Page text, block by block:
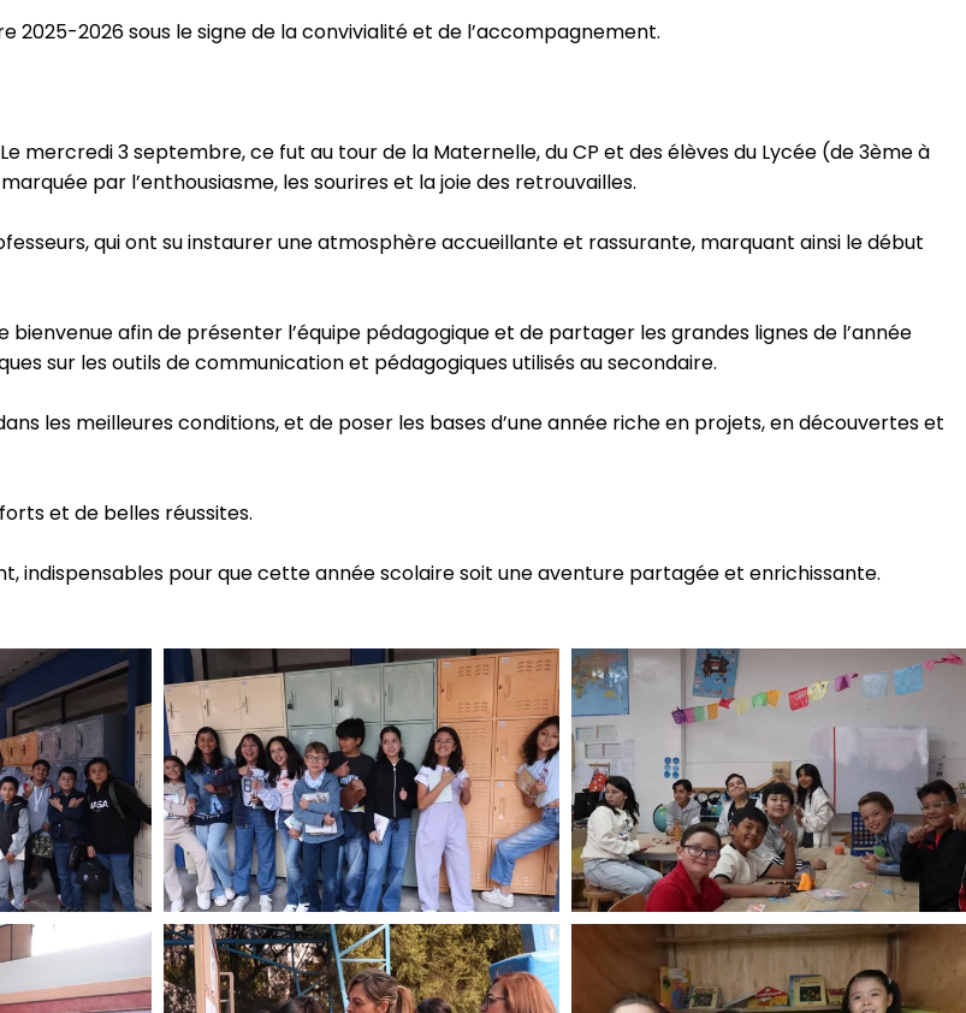
2026 sous le signe de la convivialité et de l’accompagnement.
mercredi 3 septembre, ce fut au tour de la Maternelle, du CP et des élèves du Lycée (de 3ème à
par l’enthousiasme, les sourires et la joie des retrouvailles.
qui ont su instaurer une atmosphère accueillante et rassurante, marquant ainsi le début
afin de présenter l’équipe pédagogique et de partager les grandes lignes de l’année
sur les outils de communication et pédagogiques utilisés au secondaire.
les meilleures conditions, et de poser les bases d’une année riche en projets, en découvertes et
et de belles réussites.
pour que cette année scolaire soit une aventure partagée et enrichissante.